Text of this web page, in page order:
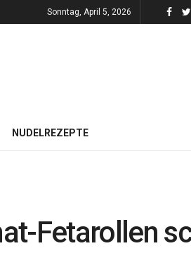
Sonntag, April 5, 2026
NUDELREZEPTE
Fetarollen